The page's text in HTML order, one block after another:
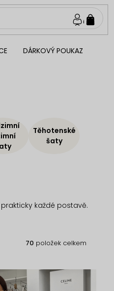
DÁRKOVÝ POUKAZ
každé postavě.
Těhotenské
šaty
70 položek celkem